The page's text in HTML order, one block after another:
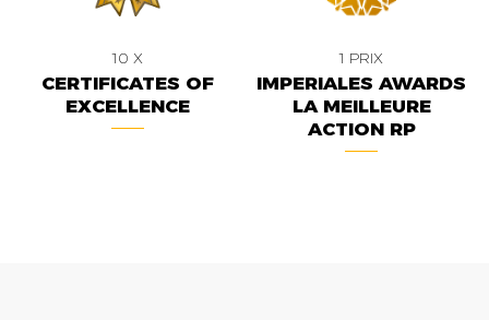
10 X
CERTIFICATES OF
EXCELLENCE
1 PRIX
IMPERIALES AWARDS
LA MEILLEURE
ACTION RP